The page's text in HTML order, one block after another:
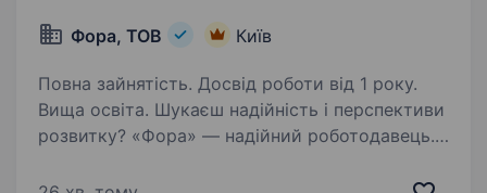
Фора, ТОВ Київ
Повна зайнятість. Досвід роботи від 1 року.
Вища освіта. Шукаєш надійність і перспективи
розвитку? «Фора» — надійний роботодавець.
інновації. Запрошуємо інвестиційного